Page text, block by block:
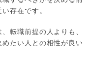
存在です。
転職前提の人よりも、
たい人との相性が良い